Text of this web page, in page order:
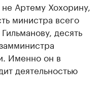
Артему Хохорину,
министра всего
десять
Именно он в
деятельностью